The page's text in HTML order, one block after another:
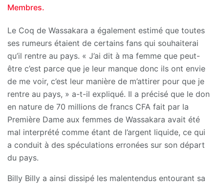
Membres.
Le Coq de Wassakara a également estimé que toutes
ses rumeurs étaient de certains fans qui souhaiterai
qu’il rentre au pays. « J’ai dit à ma femme que peut-
être c’est parce que je leur manque donc ils ont envie
de me voir, c’est leur manière de m’attirer pour que je
rentre au pays, » a-t-il expliqué. Il a précisé que le don
en nature de 70 millions de francs CFA fait par la
Première Dame aux femmes de Wassakara avait été
mal interprété comme étant de l’argent liquide, ce qui
a conduit à des spéculations erronées sur son départ
du pays.
Billy Billy a ainsi dissipé les malentendus entourant sa